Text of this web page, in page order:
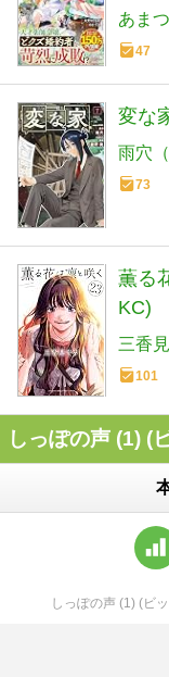
ーナ
あま
47
変な
雨穴
73
薫る
KC)
三香
101
しっぽの声 (1) (
しっぽの声 (1) (ビ